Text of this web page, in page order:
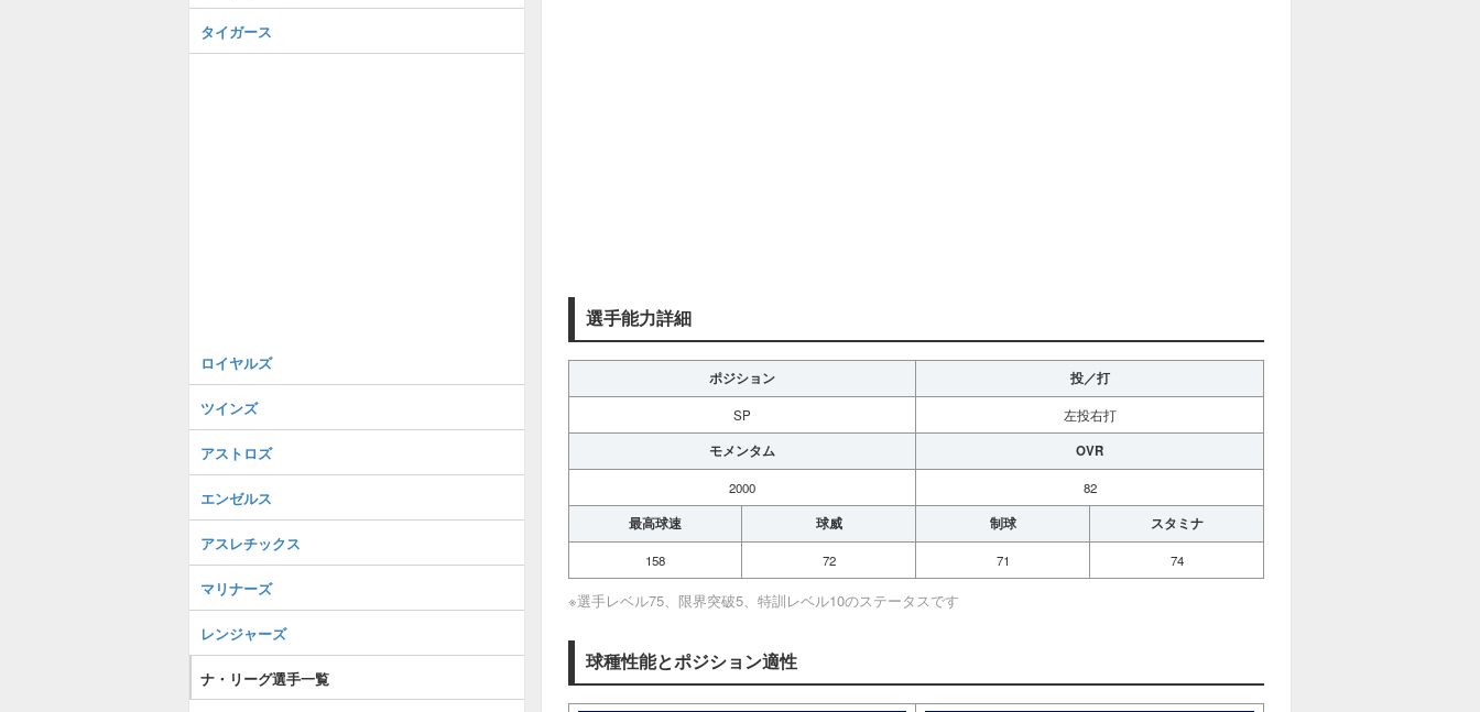
選手能力詳細
ポジション 投／打
SP 左投右打
モメンタム OVR
2000 82
最高球速 球威 制球 スタミナ
158 72 71 74
※選手レベル75、限界突破5、特訓レベル10のステータスです
球種性能とポジション適性
タイガース
ロイヤルズ
ツインズ
アストロズ
エンゼルス
アスレチックス
マリナーズ
レンジャーズ
ナ・リーグ選手一覧